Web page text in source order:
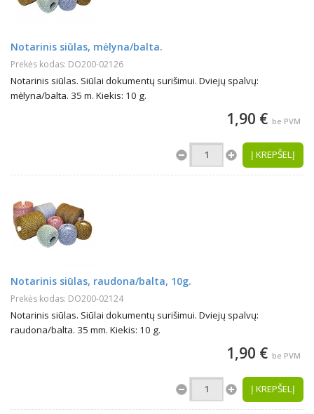
Notarinis siūlas, mėlyna/balta.
Prekės kodas: DO200-02126
Notarinis siūlas. Siūlai dokumentų surišimui. Dviejų spalvų:
mėlyna/balta. 35 m. Kiekis: 10 g.
1,90 € be PVM
Į KREPŠELĮ
Notarinis siūlas, raudona/balta, 10g.
Prekės kodas: DO200-02124
Notarinis siūlas. Siūlai dokumentų surišimui. Dviejų spalvų:
raudona/balta. 35 mm. Kiekis: 10 g.
1,90 € be PVM
Į KREPŠELĮ